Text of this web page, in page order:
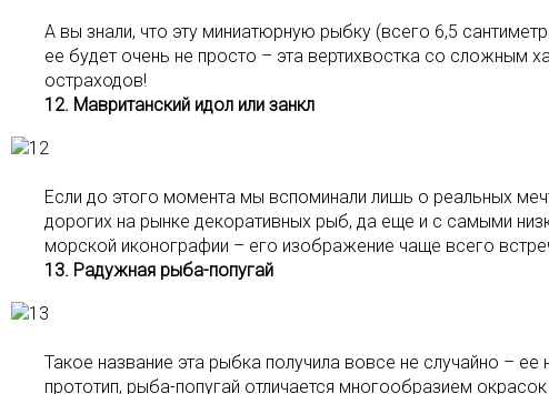
А вы знали, что эту миниатюрную рыбку (всего 6,5
ее будет очень не просто – эта вертихвостка со сложным
остраходов!
12. Мавританский идол или занкл
Если до этого момента мы вспоминали лишь о реальных
дорогих на рынке декоративных рыб, да еще и с самыми
морской иконографии – его изображение чаще всего
13. Радужная рыба-попугай
Такое название эта рыбка получила вовсе не случайно –
прототип, рыба-попугай отличается многообразием